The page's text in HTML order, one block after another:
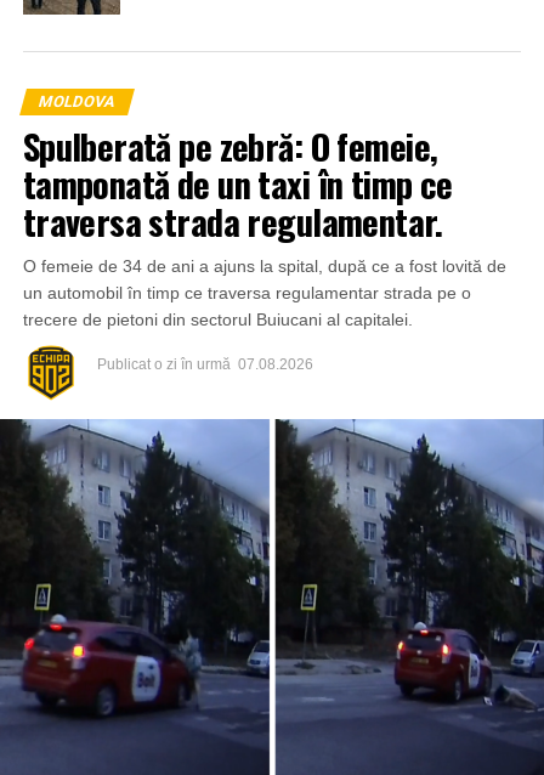
MOLDOVA
Spulberată pe zebră: O femeie,
tamponată de un taxi în timp ce
traversa strada regulamentar.
O femeie de 34 de ani a ajuns la spital, după ce a fost lovită de
un automobil în timp ce traversa regulamentar strada pe o
trecere de pietoni din sectorul Buiucani al capitalei.
Publicat o zi în urmă 07.08.2026